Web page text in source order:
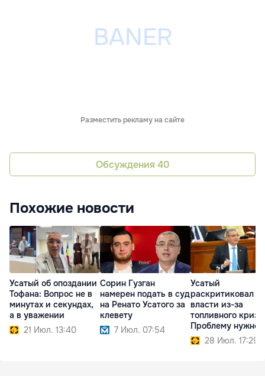
Разместить рекламу на сайте
Обсуждения 40
Похожие новости
Усатый об опоздании
Тофана: Вопрос не в
минутах и секундах,
а в уважении
21 Июл. 13:40
Сорин Гузган
намерен подать в суд
на Ренато Усатого за
клевету
7 Июл. 07:54
Усатый
раскритиковал
власти из-за
топливного
Проблему нужно
предотвращать
28 Июл. 17:29